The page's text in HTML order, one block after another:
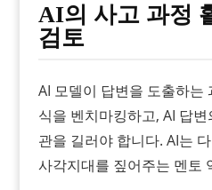
AI의 사고 과정
검토
AI 모델이 답변을 도출하는
식을 벤치마킹하고, AI 답
관을 길러야 합니다. AI는
사각지대를 짚어주는 멘토